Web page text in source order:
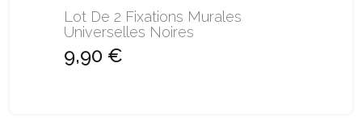
Lot De 2 Fixations Murales
Universelles Noires
9,90 €